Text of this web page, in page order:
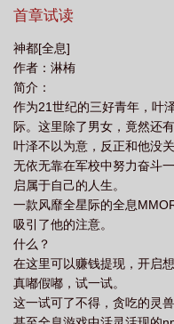
嘟，试一试。这一试可了不
上来。[妈咪，饭饭，饿饿。
饪吗？我的钱包撑得住。][我
饭啊。]游戏中的叶泽两眼一
打算做顿好饭犒劳下自己时
溜的精神体大队正密密麻麻
看来，甚至还贴心地自带小
幻觉。-除了易吸引饭桶体质
他总是无意遭受到某位游戏
理解但大为震撼。就是撞着
点馋对方身子。战力MAX·重
缪尔乐在其中。哨兵的容貌
早日将他过分迟钝的天命向
头靠了上去-PS：1：生活气
max但重度紊乱的忠犬哨兵
首章试读
神都[全息]
作者：淋栯
简介：
作为21世纪的三好青年，叶
际。这里除了男女，竟然还
叶泽不以为意，反正和他没关
无依无靠在军校中努力奋斗
启属于自己的人生。
一款风靡全星际的全息
吸引了他的注意。
什么？
在这里可以赚钱提现，开启
真嘟假嘟，试一试。
这一试可了不得，贪吃的灵